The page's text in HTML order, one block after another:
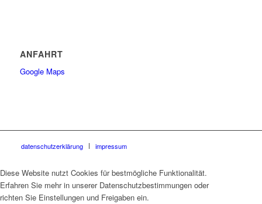
ANFAHRT
Google Maps
datenschutzerklärung impressum
Diese Website nutzt Cookies für bestmögliche Funktionalität.
Erfahren Sie mehr in unserer Datenschutzbestimmungen oder
richten Sie Einstellungen und Freigaben ein.